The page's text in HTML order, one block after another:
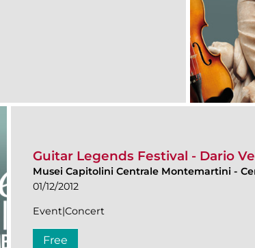
Guitar Legends Festival - Dario
Musei Capitolini Centrale Montemartini -
01/12/2012
Event|Concert
Free